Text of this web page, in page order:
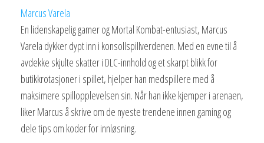
Marcus Varela
En lidenskapelig gamer og Mortal Kombat-entusiast, Marcus
Varela dykker dypt inn i konsollspillverdenen. Med en evne til å
avdekke skjulte skatter i DLC-innhold og et skarpt blikk for
butikkrotasjoner i spillet, hjelper han medspillere med å
maksimere spillopplevelsen sin. Når han ikke kjemper i arenaen,
liker Marcus å skrive om de nyeste trendene innen gaming og
dele tips om koder for innløsning.